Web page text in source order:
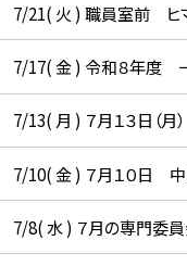
7/21( 火 ) 職員室前 ヒマ
7/17( 金 ) 令和８年度
7/13( 月 ) ７月１３日（
7/10( 金 ) ７月１０日
7/8( 水 ) ７月の専門委